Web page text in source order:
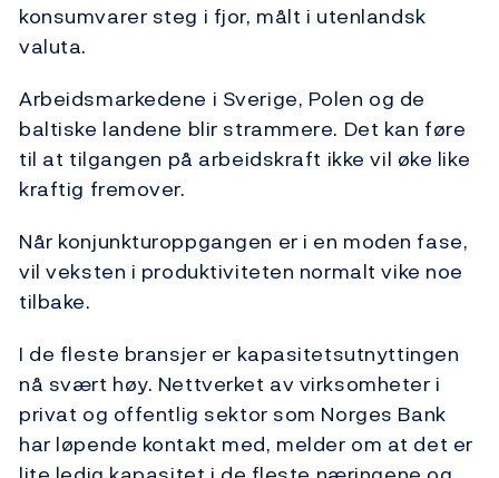
konsumvarer steg i fjor, målt i utenlandsk
valuta.
Arbeidsmarkedene i Sverige, Polen og de
baltiske landene blir strammere. Det kan føre
til at tilgangen på arbeidskraft ikke vil øke like
kraftig fremover.
Når konjunkturoppgangen er i en moden fase,
vil veksten i produktiviteten normalt vike noe
tilbake.
I de fleste bransjer er kapasitetsutnyttingen
nå svært høy. Nettverket av virksomheter i
privat og offentlig sektor som Norges Bank
har løpende kontakt med, melder om at det er